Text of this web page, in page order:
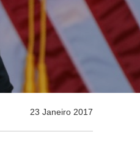
23 Janeiro 2017